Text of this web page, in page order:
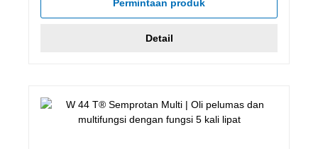
Permintaan produk
Detail